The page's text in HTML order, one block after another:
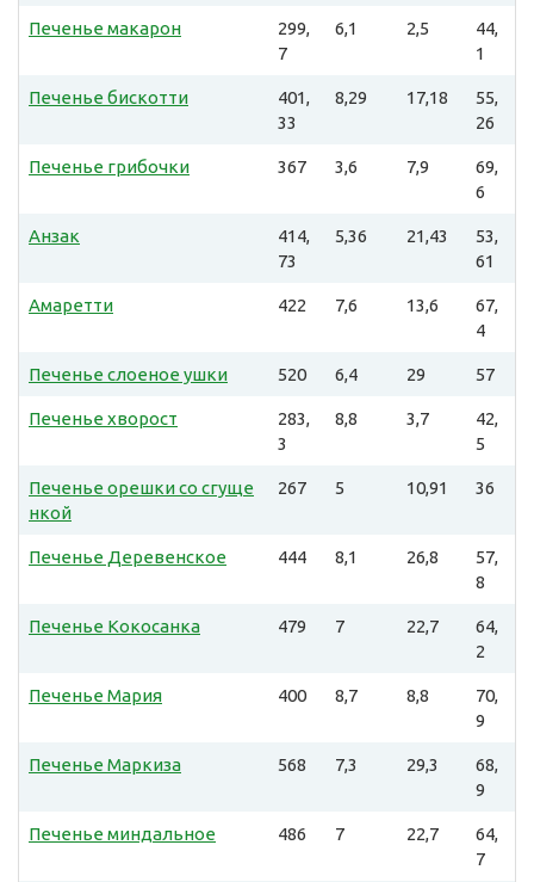
Печенье макарон
299,
7
6,1 2,5
44,
1
Печенье бискотти
401,
33
8,29 17,18
55,
26
Печенье грибочки 367 3,6 7,9
69,
6
Анзак
414,
73
5,36 21,43
53,
61
Амаретти 422 7,6 13,6
67,
4
Печенье слоеное ушки 520 6,4 29 57
Печенье хворост
283,
3
8,8 3,7
42,
5
Печенье орешки со сгуще
нкой
267 5 10,91 36
Печенье Деревенское 444 8,1 26,8
57,
8
Печенье Кокосанка 479 7 22,7
64,
2
Печенье Мария 400 8,7 8,8
70,
9
Печенье Маркиза 568 7,3 29,3
68,
9
Печенье миндальное 486 7 22,7
64,
7